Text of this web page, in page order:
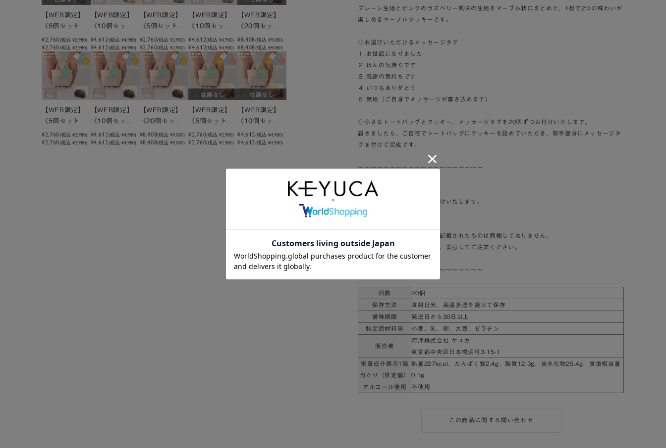
プレーン生地とピンクのラズベリー風味の生地をマーブル状にまとめた、1枚で2つの味わいが
楽しめるマーブルクッキーです。
◇お選びいただけるメッセージタグ
１.お世話になりました
２.ほんの気持ちです
３.感謝の気持ちです
４.いつもありがとう
５.無地（ご自身でメッセージが書き込めます）
◇小さなトートバッグとクッキー、メッセージタグを20個ずつお付けいたします。
届きましたら、ご自宅でトートバッグにクッキーを詰めていただき、取手部分にメッセージタ
グを付けて完成です。
～～～～～～～～～～～～～～～～～～～～
▼袋について
おまとめ用の紙袋を１枚おつけいたします。
明細書や納品書など、金額の記載されたものは同梱しておりません。
ギフトとしてご利用の場合も、安心してご注文ください。
～～～～～～～～～～～～～～～～～～～～
個数 20個
保存方法 直射日光、高温多湿を避けて保存
賞味期限 発送日から30日以上
特定原材料等 小麦、乳、卵、大豆、ゼラチン
販売者
河淳株式会社 ケユカ
東京都中央区日本橋浜町3-15-1
栄養成分表示1袋
当たり（推定値）
熱量227kcal、たんぱく質2.4g、脂質12.3g、炭水化物25.4g、食塩相当量
0.1g
アルコール使用 不使用
この商品に関する問い合わせ
【WEB限定】
《5個セット》
メッセージ付き
ミニトートクッ
キーラズベリー
¥2,760(税込 ¥2,980)
¥2,760(税込 ¥2,980)
【WEB限定】
《10個セッ
ト》メッセージ
付きミニトート
クッキーラズベ
リー
¥4,612(税込 ¥4,980)
¥4,612(税込 ¥4,980)
【WEB限定】
《5個セット》
メッセージ付き
ミニトートクッ
キーピスタチオ
¥2,760(税込¥2,980)
¥2,760(税込 ¥2,980)
【WEB限定】
《10個セッ
ト》メッセージ
付きミニトート
クッキーピスタ
チオ
¥4,612(税込¥4,980)
¥4,612(税込 ¥4,980)
【WEB限定】
《20個セッ
ト》メッセージ
付きミニトート
クッキーピスタ
チオ
¥8,408(税込 ¥9,080)
¥8,408(税込 ¥9,080)
【WEB限定】
《5個セット》
メッセージ付き
ミニトートクッ
¥2,760(税込 ¥2,980)
¥2,760(税込 ¥2,980)
【WEB限定】
《10個セッ
ト》メッセージ
付きミニトート
¥4,612(税込 ¥4,980)
¥4,612(税込 ¥4,980)
【WEB限定】
《20個セッ
ト》メッセージ
付きミニトート
¥8,408(税込¥9,080)
¥8,408(税込 ¥9,080)
在庫なし
【WEB限定】
《5個セット》
メッセージ付き
ミニトートマカ
¥2,760(税込¥2,980)
¥2,760(税込 ¥2,980)
在庫なし
【WEB限定】
《10個セッ
ト》メッセージ
付きミニトート
¥4,612(税込 ¥4,980)
¥4,612(税込 ¥4,980)